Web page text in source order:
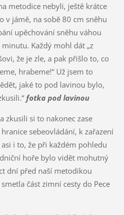
metodice nebyli, ještě krátce
v jámě, na sobě 80 cm sněhu
upěchování sněhu váhou
Každý mohl dát „z
že je zle, a pak přišlo to, co
hrabeme!“ Už jsem to
jaké to pod lavinou bylo,
fotka pod lavinou
zkusili si to nakonec zase
sebeovládání, k zařazení
i to, že při každém pohledu
hoře bylo vidět mohutný
dní před naší metodikou
část zimní cesty do Pece